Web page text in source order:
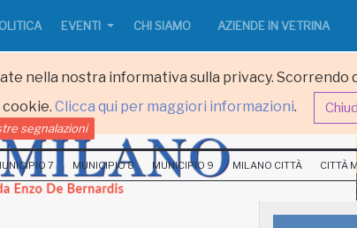
nella nostra informativa sulla privacy. Scorrendo
cookie. Clicca qui per maggiori informazioni.
EVENTI CHI SIAMO AZIENDE IN VETRINA
segnalazioni
7 MUNICIPIO 8 MUNICIPIO 9 MILANO CITTÀ CITTÀ